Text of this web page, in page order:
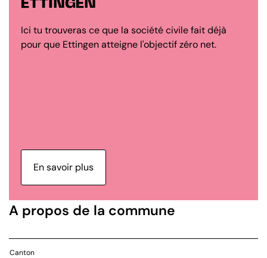
ETTINGEN
Ici tu trouveras ce que la société civile fait déjà
pour que Ettingen atteigne l'objectif zéro net.
En savoir plus
A propos de la commune
Canton